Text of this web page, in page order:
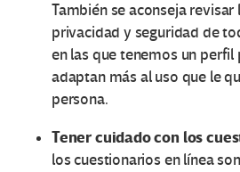
También se aconseja
privacidad y seguridad de
en las que tenemos un perfil
adaptan más al uso que le
persona.
Tener cuidado con los
los cuestionarios en línea